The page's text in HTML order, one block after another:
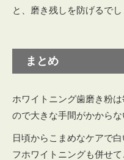
と、磨き残しを防げるでし
まとめ
ホワイトニング歯磨き粉
ので大きな手間がかからな
日頃からこまめなケアで
フホワイトニングも併せて